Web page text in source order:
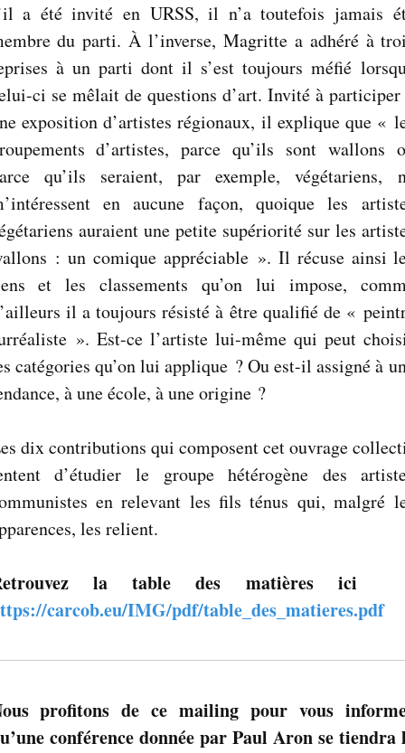
a été invité en URSS, il n’a toutefois jamais
du parti. À l’inverse, Magritte a adhéré à
à un parti dont il s’est toujours méfié
ci se mêlait de questions d’art. Invité à participer
exposition d’artistes régionaux, il explique que «
d’artistes, parce qu’ils sont wallons
qu’ils seraient, par exemple, végétariens,
en aucune façon, quoique les
auraient une petite supériorité sur les
: un comique appréciable ». Il récuse ainsi
et les classements qu’on lui impose,
il a toujours résisté à être qualifié de «
». Est-ce l’artiste lui-même qui peut
catégories qu’on lui applique ? Ou est-il assigné à
à une école, à une origine ?
dix contributions qui composent cet ouvrage
d’étudier le groupe hétérogène des
en relevant les fils ténus qui, malgré
les relient.
la table des matières ici
carcob.eu/IMG/pdf/table_des_matieres.pdf
profitons de ce mailing pour vous
conférence donnée par Paul Aron se tiendra